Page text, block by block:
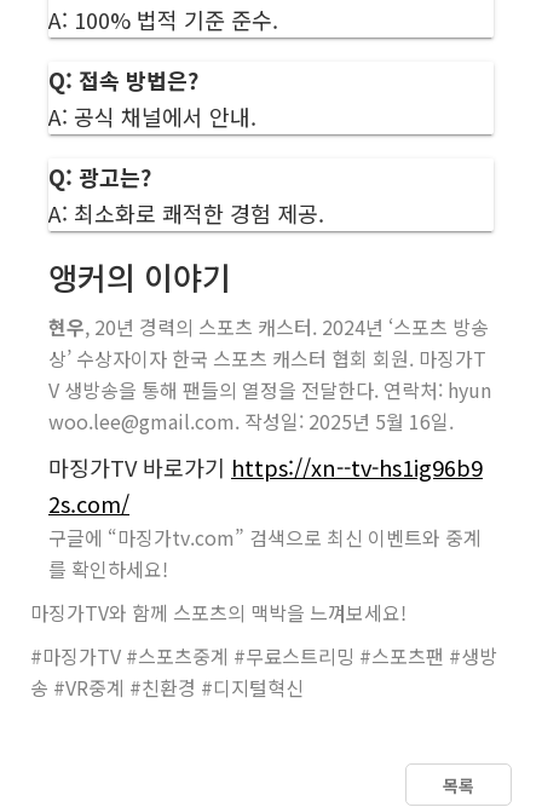
A: 100% 법적 기준 준수.
Q: 접속 방법은?
A: 공식 채널에서 안내.
Q: 광고는?
A: 최소화로 쾌적한 경험 제공.
앵커의 이야기
현우, 20년 경력의 스포츠 캐스터. 2024년 ‘스포츠 방송
상’ 수상자이자 한국 스포츠 캐스터 협회 회원. 마징가T
V 생방송을 통해 팬들의 열정을 전달한다. 연락처: hyun
woo.lee@gmail.com. 작성일: 2025년 5월 16일.
마징가TV 바로가기 https://xn--tv-hs1ig96b9
2s.com/
구글에 “마징가tv.com” 검색으로 최신 이벤트와 중계
를 확인하세요!
마징가TV와 함께 스포츠의 맥박을 느껴보세요!
#마징가TV #스포츠중계 #무료스트리밍 #스포츠팬 #생방
송 #VR중계 #친환경 #디지털혁신
목록